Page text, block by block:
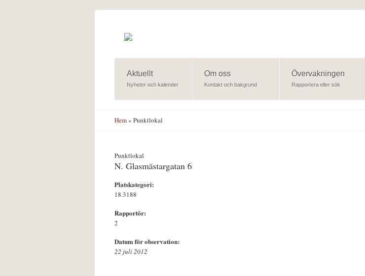
Aktuellt
Nyheter och kalender
Om oss
Kontakt och bakgrund
Övervakningen
Rapportera eller sök
Hem» Punktlokal
Punktlokal
N. Glasmästargatan 6
Platskategori:
18.3188
Rapportör:
2
Datum för observation:
22 juli 2012